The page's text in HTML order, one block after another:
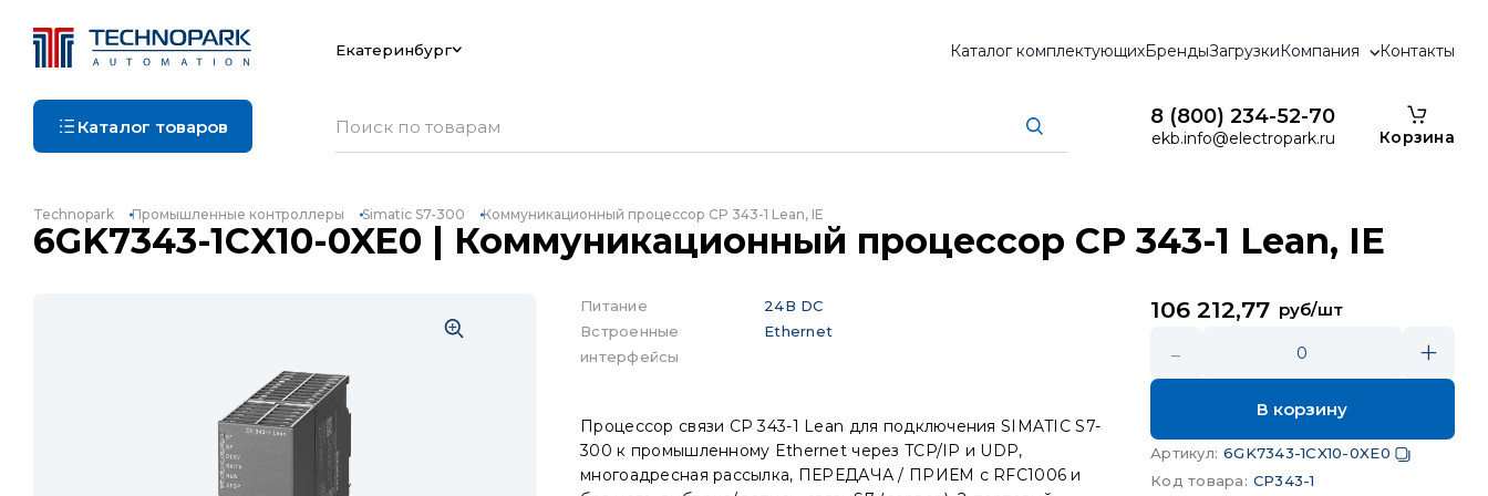
Екатеринбург Каталог комплектующихБрендыЗагрузкиКомпания Контакты
Каталог товаров 8 (800) 234-52-70
ekb.info@electropark.ru Корзина
Technopark Промышленные контроллеры Simatic S7-300 Коммуникационный процессор CP 343-1 Lean, IE
6GK7343-1CX10-0XE0 | Коммуникационный процессор CP 343-1 Lean, IE
Питание
24В DC
Встроенные
интерфейсы
Ethernet
Процессор связи CP 343-1 Lean для подключения SIMATIC S7-
300 к промышленному Ethernet через TCP/IP и UDP,
многоадресная рассылка, ПЕРЕДАЧА / ПРИЕМ с RFC1006 и
106 212,77 руб/шт
- 0 +
В корзину
Артикул: 6GK7343-1CX10-0XE0
Код товара: CP343-1